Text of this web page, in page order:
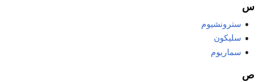
س
سترونشيوم
سليكون
سماريوم
ص